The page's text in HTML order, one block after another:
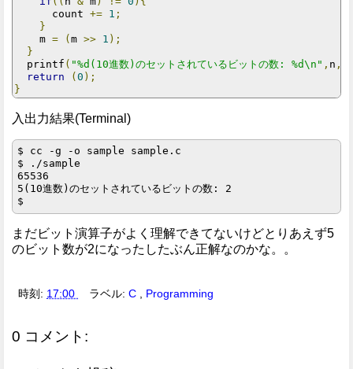
      count
+= 1 ;
}
    m
= ( m >> 1 );
}
  printf
( "%d(10進数)のセットされているビットの数: %d\n" , n ,
return
( 0 );
}
入出力結果(Terminal)
$ cc -g -o sample sample.c
$ ./sample
65536
5(10進数)のセットされているビットの数: 2
まだビット演算子がよく理解できてないけどとりあえず5
のビット数が2になったしたぶん正解なのかな。。
時刻: 17:00 ラベル:C , Programming
0 コメント: